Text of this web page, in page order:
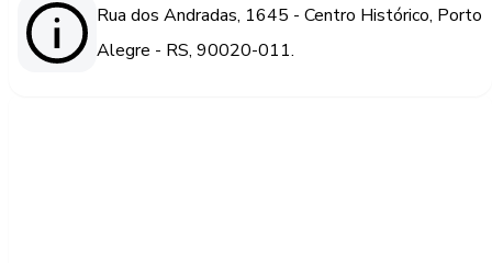
Rua dos Andradas, 1645 - Centro Histórico, Porto
Alegre - RS, 90020-011.